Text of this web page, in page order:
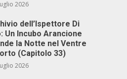
2026
dell’Ispettore Di
Un Incubo Arancione
la Notte nel Ventre
(Capitolo 33)
2026